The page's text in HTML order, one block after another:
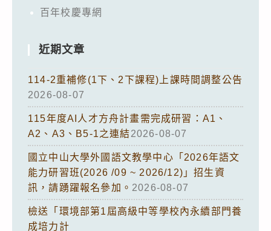
百年校慶專網
近期文章
114-2重補修(1下、2下課程)上課時間調整公告
2026-08-07
115年度AI人才方舟計畫需完成研習：A1、
A2、A3、B5-1之連結2026-08-07
國立中山大學外國語文教學中心「2026年語文
能力研習班(2026 /09 ~ 2026/12)」招生資
訊，請踴躍報名參加。 2026-08-07
檢送「環境部第1屆高級中等學校內永續部門養
成培力計